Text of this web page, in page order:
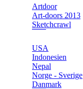
Artdoor
Art-doors 2013
Sketchcrawl
USA
Indonesien
Nepal
Norge - Sverige
Danmark